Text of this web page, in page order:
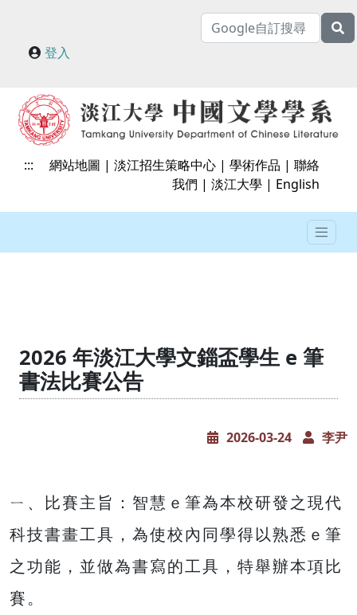
登入
::: 網站地圖 |淡江招生策略中心 |學術作品 |聯絡
我們 |淡江大學 | English
2026 年淡江大學文錙盃學生 e 筆
書法比賽公告
2026-03-24 李尹
ㄧ、比賽主旨：智慧ｅ筆為本校研發之現代
科技書畫工具，為使校內同學得以熟悉ｅ筆
之功能，並做為書寫的工具，特舉辦本項比
賽。